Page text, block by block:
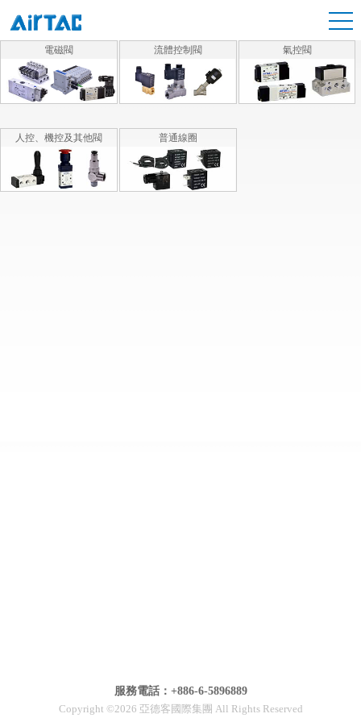
電磁閥 流體控制閥 氣控閥
人控、機控及其他閥 普通線圈
服務電話：+886-6-5896889
Copyright ©2026 亞德客國際集團 All Rights Reserved